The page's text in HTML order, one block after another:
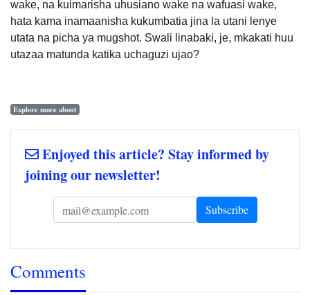
wake, na kuimarisha uhusiano wake na wafuasi wake,
hata kama inamaanisha kukumbatia jina la utani lenye
utata na picha ya mugshot. Swali linabaki, je, mkakati huu
utazaa matunda katika uchaguzi ujao?
Explore more about
Enjoyed this article? Stay informed by
joining our newsletter!
Comments